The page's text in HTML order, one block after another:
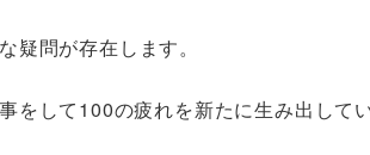
疑問が存在します。
をして100の疲れを新たに生み出して